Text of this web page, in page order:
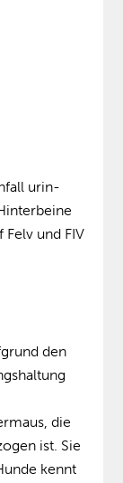
urin-
und FIV
den
die
ist. Sie
kennt